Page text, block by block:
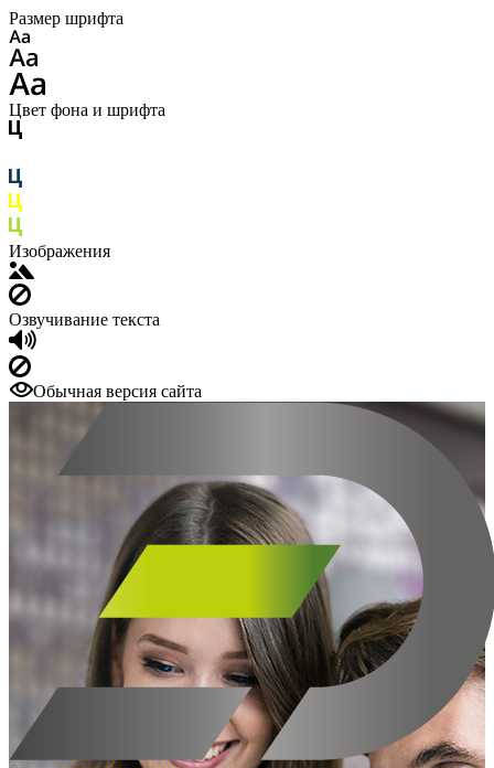
Размер шрифта
Цвет фона и шрифта
Изображения
Озвучивание текста
Обычная версия сайта